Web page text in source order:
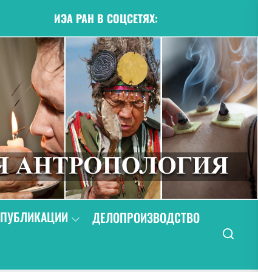
ИЭА РАН В СОЦСЕТЯХ:
ПУБЛИКАЦИИ
ДЕЛОПРОИЗВОДСТВО